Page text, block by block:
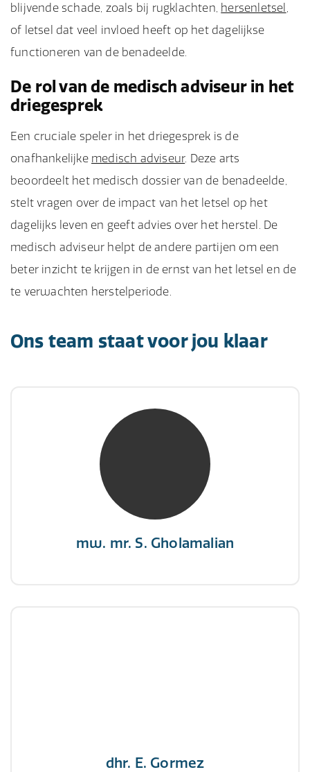
blijvende schade, zoals bij rugklachten, hersenletsel ,
of letsel dat veel invloed heeft op het dagelijkse
functioneren van de benadeelde.
De rol van de medisch adviseur in het
driegesprek
Een cruciale speler in het driegesprek is de
onafhankelijke medisch adviseur. Deze arts
beoordeelt het medisch dossier van de benadeelde,
stelt vragen over de impact van het letsel op het
dagelijks leven en geeft advies over het herstel. De
medisch adviseur helpt de andere partijen om een
beter inzicht te krijgen in de ernst van het letsel en de
te verwachten herstelperiode.
Ons team staat voor jou klaar
mw. mr. S. Gholamalian
mw. mr. S. Gholamalian
NIVRE Register-Expert
“Als je de richting van de wind niet kunt
veranderen, verander dan de stand van je
dhr. E. Gormez